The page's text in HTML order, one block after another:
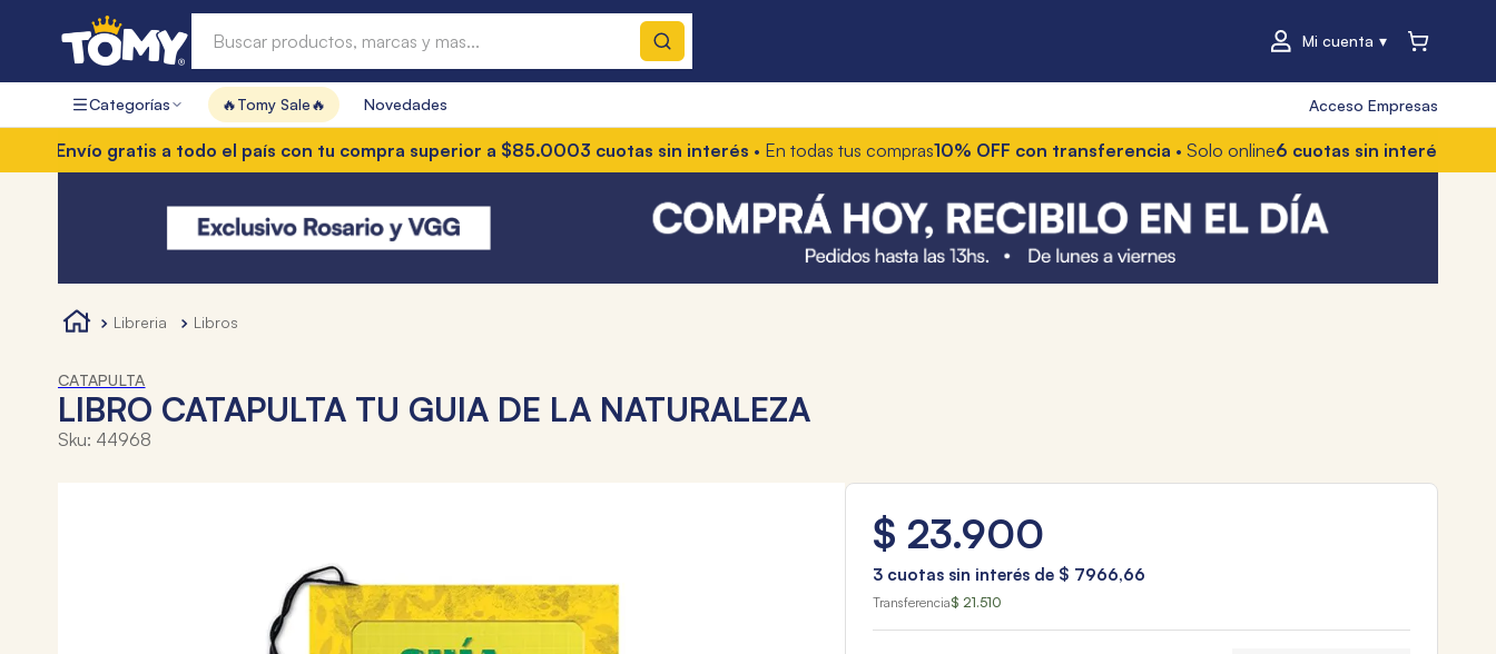
Mi cuenta
Categorías 🔥Tomy Sale🔥 Novedades Acceso Empresas
gratis a todo el país con tu compra superior a $85.0003 cuotas sin interés• En todas tus compras 10% OFF con transferencia• Solo online6 cuotas sin interés• Con
libreria libros
CATAPULTA
LIBRO CATAPULTA TU GUIA DE LA NATURALEZA
Sku: 44968
$ 23.900
3cuotas sin interés de $ 7966,66
Transferencia$ 21.510
Términos más buscados
1 .
hot wheels
mochilas
toy story
4. marcadores